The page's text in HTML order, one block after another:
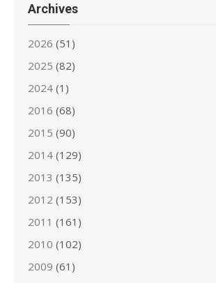
Archives
2026 (51)
2025 (82)
2024 (1)
2016 (68)
2015 (90)
2014 (129)
2013 (135)
2012 (153)
2011 (161)
2010 (102)
2009 (61)